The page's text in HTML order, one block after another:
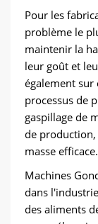
Pour les
problème le
maintenir la
leur goût et
également sur
processus de
gaspillage de
de
masse efficace.
Machines
dans
des aliments